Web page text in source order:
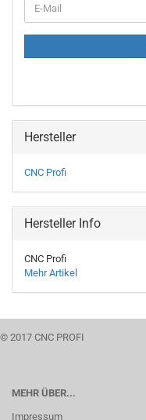
ZUR
E-
Mail
Hersteller
CNC Profi
Hersteller Info
CNC Profi
Mehr Artikel
© 2017 CNC PROFI
MEHR ÜBER...
Impressum